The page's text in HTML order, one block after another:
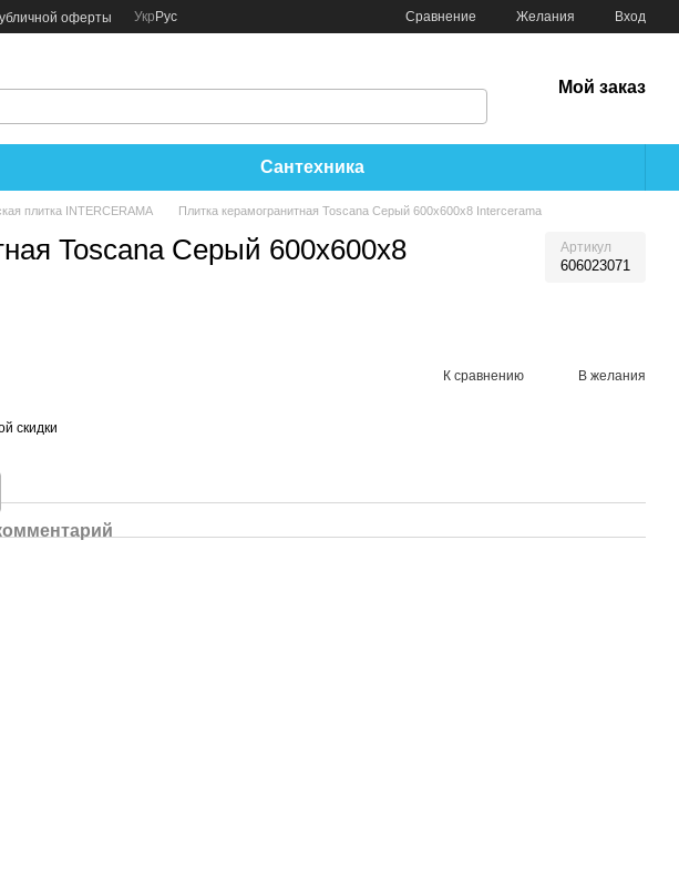
оферты Укр Рус Сравнение Желания Вход
Мой заказ
Сантехника
плитка INTERCERAMA Плитка керамогранитная Toscana Серый 600x600x8 Intercerama
Toscana Серый 600x600x8
Артикул
606023071
К сравнению В желания
скидки